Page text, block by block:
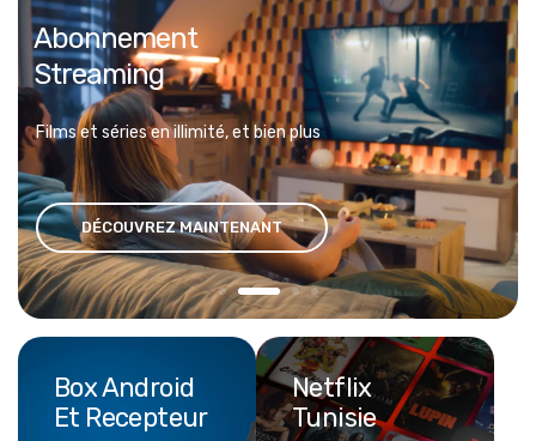
DÉCOUVREZ MAINTENANT
Films et séries en illimité, et bien plus
Abonnement
Streaming
Box Android
Et Recepteur
Netflix
Tunisie